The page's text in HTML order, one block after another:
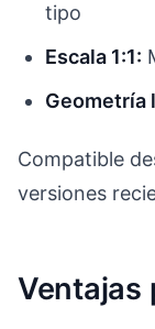
tipo
Escala 1:1:
Geometría
Compatible
versiones
Ventajas